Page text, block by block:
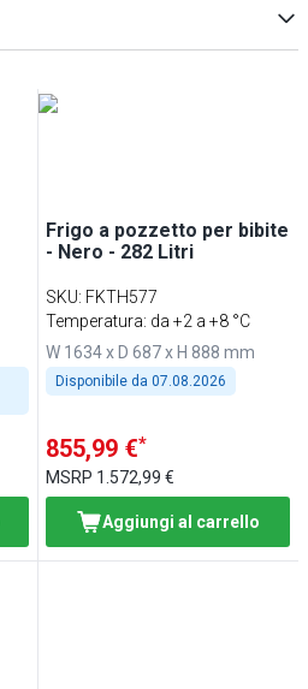
Frigo a pozzetto per bibite
- Nero - 282 Litri
SKU: FKTH577
Temperatura: da +2 a +8 °C
W 1634 x D 687 x H 888 mm
Disponibile da07.08.2026
855,99 €*
MSRP 1.572,99 €
Aggiungi al carrello